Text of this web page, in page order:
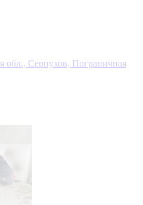
обл., Серпухов, Пограничная